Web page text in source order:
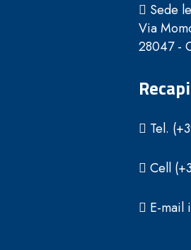
Sede
Via
28047 -
Tel.
Cell
E-mail